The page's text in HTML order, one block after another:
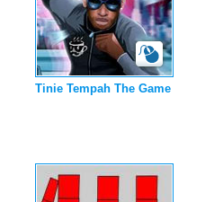
Tinie Tempah The Game